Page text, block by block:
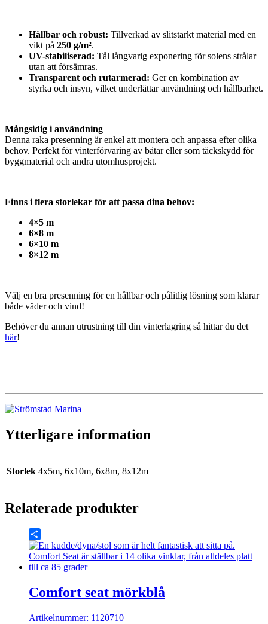
Hållbar och robust: Tillverkad av slitstarkt material med en
vikt på 250 g/m².
UV-stabiliserad: Tål långvarig exponering för solens strålar
utan att försämras.
Transparent och rutarmerad: Ger en kombination av
styrka och insyn, vilket underlättar användning och hållbarhet.
Mångsidig i användning
Denna raka presenning är enkel att montera och anpassa efter olika
behov. Perfekt för vinterförvaring av båtar eller som täckskydd för
byggmaterial och andra utomhusprojekt.
Finns i flera storlekar för att passa dina behov:
4×5 m
6×8 m
6×10 m
8×12 m
Välj en bra presenning för en hållbar och pålitlig lösning som klarar
både väder och vind!
Behöver du annan utrustning till din vinterlagring så hittar du det
här!
Ytterligare information
Storlek 4x5m, 6x10m, 6x8m, 8x12m
Relaterade produkter
Share
Comfort seat mörkblå
Artikelnummer: 1120710